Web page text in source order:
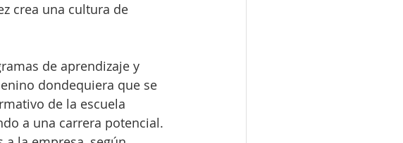
crea una cultura de
de aprendizaje y
dondequiera que se
de la escuela
a una carrera potencial.